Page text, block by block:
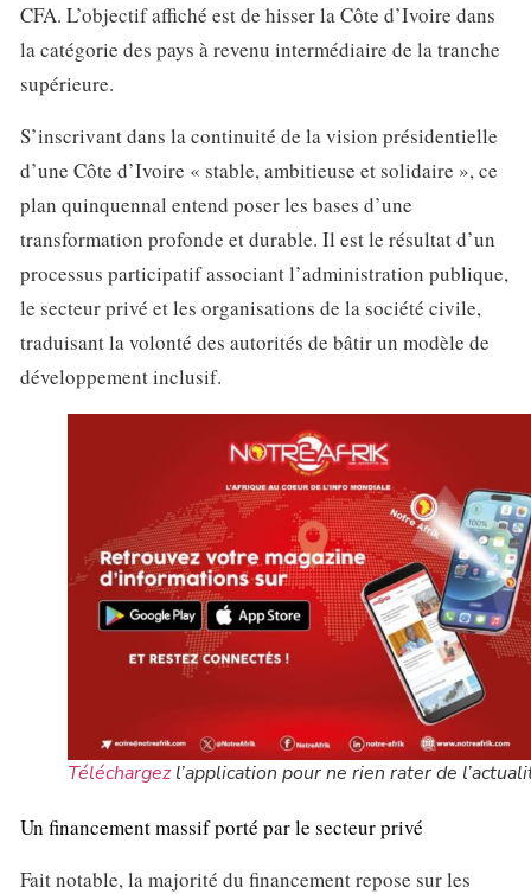
CFA. L’objectif affiché est de hisser la Côte d’Ivoire dans
la catégorie des pays à revenu intermédiaire de la tranche
supérieure.
S’inscrivant dans la continuité de la vision présidentielle
d’une Côte d’Ivoire « stable, ambitieuse et solidaire », ce
plan quinquennal entend poser les bases d’une
transformation profonde et durable. Il est le résultat d’un
processus participatif associant l’administration publique,
le secteur privé et les organisations de la société civile,
traduisant la volonté des autorités de bâtir un modèle de
développement inclusif.
Téléchargezl’application pour ne rien rater de
Un financement massif porté par le secteur privé
Fait notable, la majorité du financement repose sur les